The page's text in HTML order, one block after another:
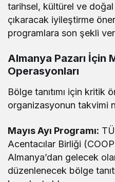
tarihsel, kültürel ve
çıkaracak iyileştirme
programlara son şekli
Almanya Pazarı İçin
Operasyonları
Bölge tanıtımı için kritik
organizasyonun takvimi
Mayıs Ayı Programı:
Acentacılar Birliği
Almanya’dan gelecek
düzenlenecek bölge